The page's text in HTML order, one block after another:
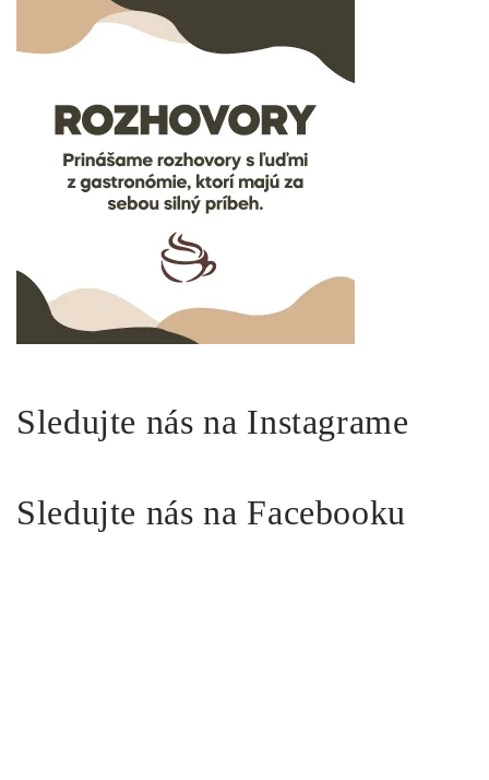
Sledujte nás na Instagrame
Sledujte nás na Facebooku